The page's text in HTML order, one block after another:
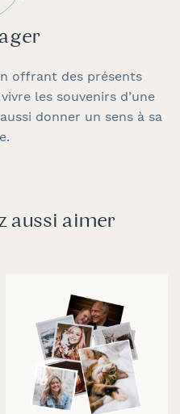
offrant des présents
les souvenirs d’une
donner un sens à sa
aussi aimer